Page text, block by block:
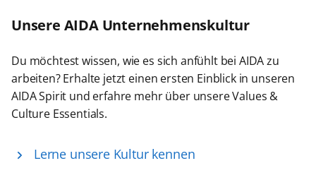
Unsere AIDA Unternehmenskultur
Du möchtest wissen, wie es sich anfühlt bei AIDA zu
arbeiten? Erhalte jetzt einen ersten Einblick in unseren
AIDA Spirit und erfahre mehr über unsere Values &
Culture Essentials.
Lerne unsere Kultur kennen